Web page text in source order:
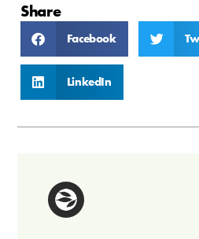
Share
Facebook
LinkedIn